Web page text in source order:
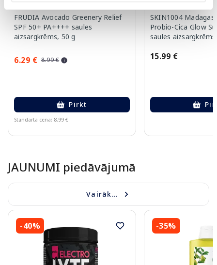
FRUDIA Avocado Greenery Relief
SPF 50+ PA++++ saules
aizsargkrēms, 50 g
6.29 € 8.99 €
Pirkt
Standarta cena: 8.99 €
SKIN1004
Probio-Cica Glow
saules
15.99 €
JAUNUMI piedāvājumā
Vairāk...
-40% -35%